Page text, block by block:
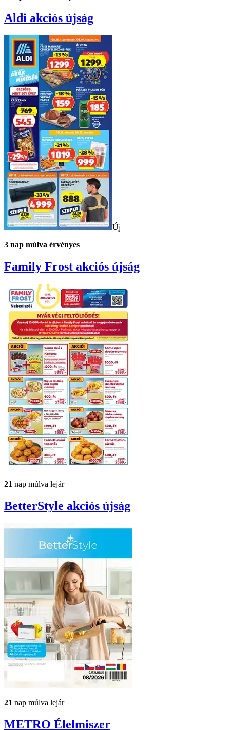
Aldi akciós újság
Új
3 nap múlva érvényes
Family Frost akciós újság
21 nap múlva lejár
BetterStyle akciós újság
21 nap múlva lejár
METRO Élelmiszer